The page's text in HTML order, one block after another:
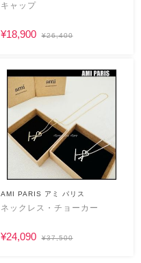
キャップ
¥18,900 ¥26,400
AMI PARIS アミ パリス
ネックレス・チョーカー
¥24,090 ¥37,500